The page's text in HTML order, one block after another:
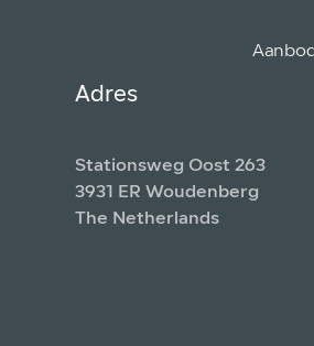
Aanbod
Adres
Stationsweg Oost 263
3931 ER Woudenberg
The Netherlands